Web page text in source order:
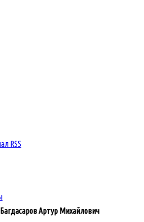
RSS
Багдасаров Артур Михайлович